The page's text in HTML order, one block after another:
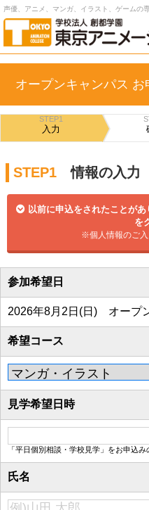
声優、アニメ、マンガ、イラスト、ゲームの
オープンキャンパス お
STEP1
入力
STEP1 情報の入力
以前に申込をされたことが
を
※個人情報のご
参加希望日
2026年8月2日(日) オープ
希望コース
見学希望日時
「平日個別相談・学校見学」をお申込
氏名